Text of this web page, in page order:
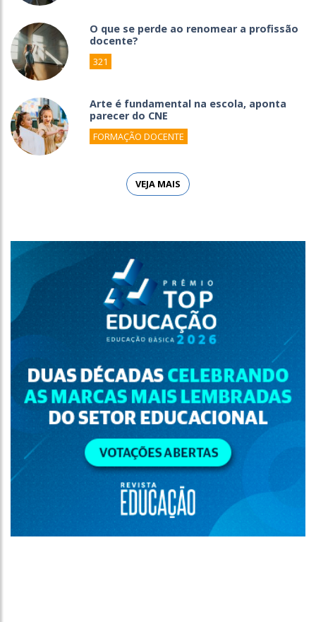
O que se perde ao renomear a profissão
docente?
321
Arte é fundamental na escola, aponta
parecer do CNE
FORMAÇÃO DOCENTE
VEJA MAIS